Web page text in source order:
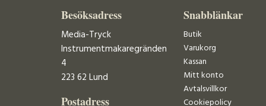
Besöksadress
Media-Tryck
Instrumentmakaregränden
4
223 62 Lund
Postadress
Snabblänkar
Butik
Varukorg
Kassan
Mitt konto
Avtalsvillkor
Cookiepolicy